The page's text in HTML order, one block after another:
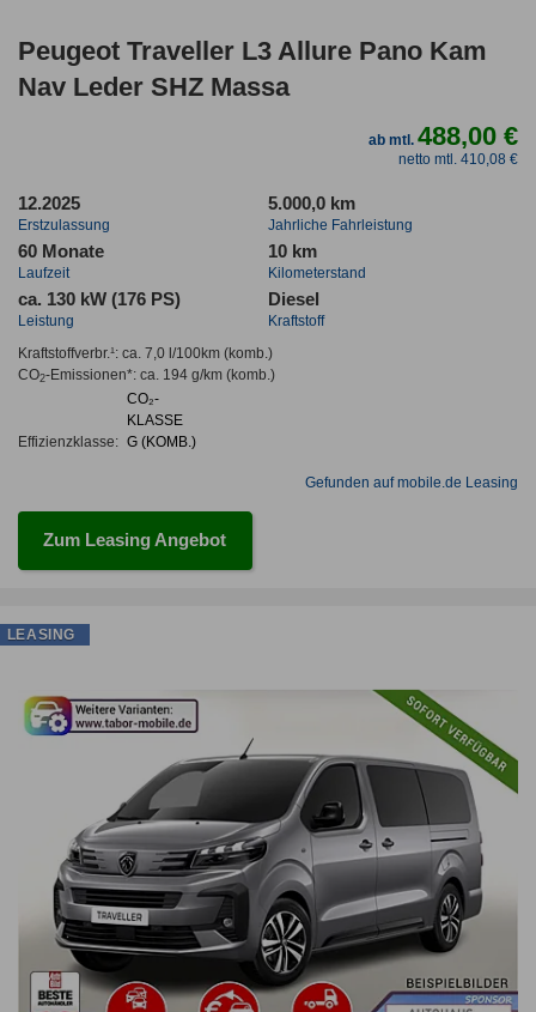
Peugeot Traveller L3 Allure Pano Kam
Nav Leder SHZ Massa
ab mtl.488,00 €
netto mtl. 410,08 €
12.2025
Erstzulassung
5.000,0 km
Jahrliche Fahrleistung
60 Monate
Laufzeit
10 km
Kilometerstand
ca. 130 kW (176 PS)
Leistung
Diesel
Kraftstoff
Kraftstoffverbr.¹: ca. 7,0 l/100km(komb.)
CO2-Emissionen*: ca. 194 g/km(komb.)
Effizienzklasse:
CO₂-
KLASSE
G (KOMB.)
Gefunden auf mobile.de Leasing
Zum Leasing Angebot
LEASING